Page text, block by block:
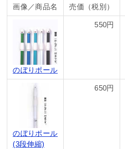
画像／商品名 売価（税別）
のぼりポール
550円
のぼりポール
(3段伸縮)
650円